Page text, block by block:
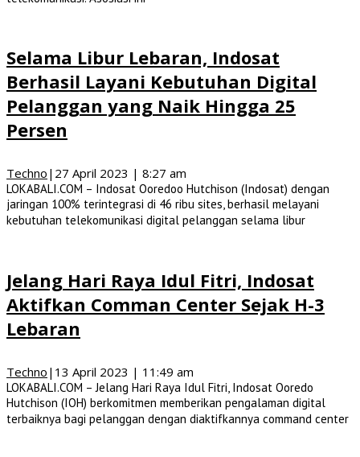
Selama Libur Lebaran, Indosat
Berhasil Layani Kebutuhan Digital
Pelanggan yang Naik Hingga 25
Persen
Techno | 27 April 2023 | 8:27 am
LOKABALI.COM – Indosat Ooredoo Hutchison (Indosat) dengan
jaringan 100% terintegrasi di 46 ribu sites, berhasil melayani
kebutuhan telekomunikasi digital pelanggan selama libur
Jelang Hari Raya Idul Fitri, Indosat
Aktifkan Comman Center Sejak H-3
Lebaran
Techno | 13 April 2023 | 11:49 am
LOKABALI.COM – Jelang Hari Raya Idul Fitri, Indosat Ooredo
Hutchison (IOH) berkomitmen memberikan pengalaman digital
terbaiknya bagi pelanggan dengan diaktifkannya command center